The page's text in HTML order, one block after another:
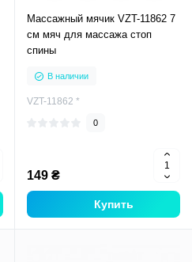
Массажный мячик VZT-11862 7
см мяч для массажа стоп
спины
В наличии
VZT-11862 *
0
149 ₴
Купить